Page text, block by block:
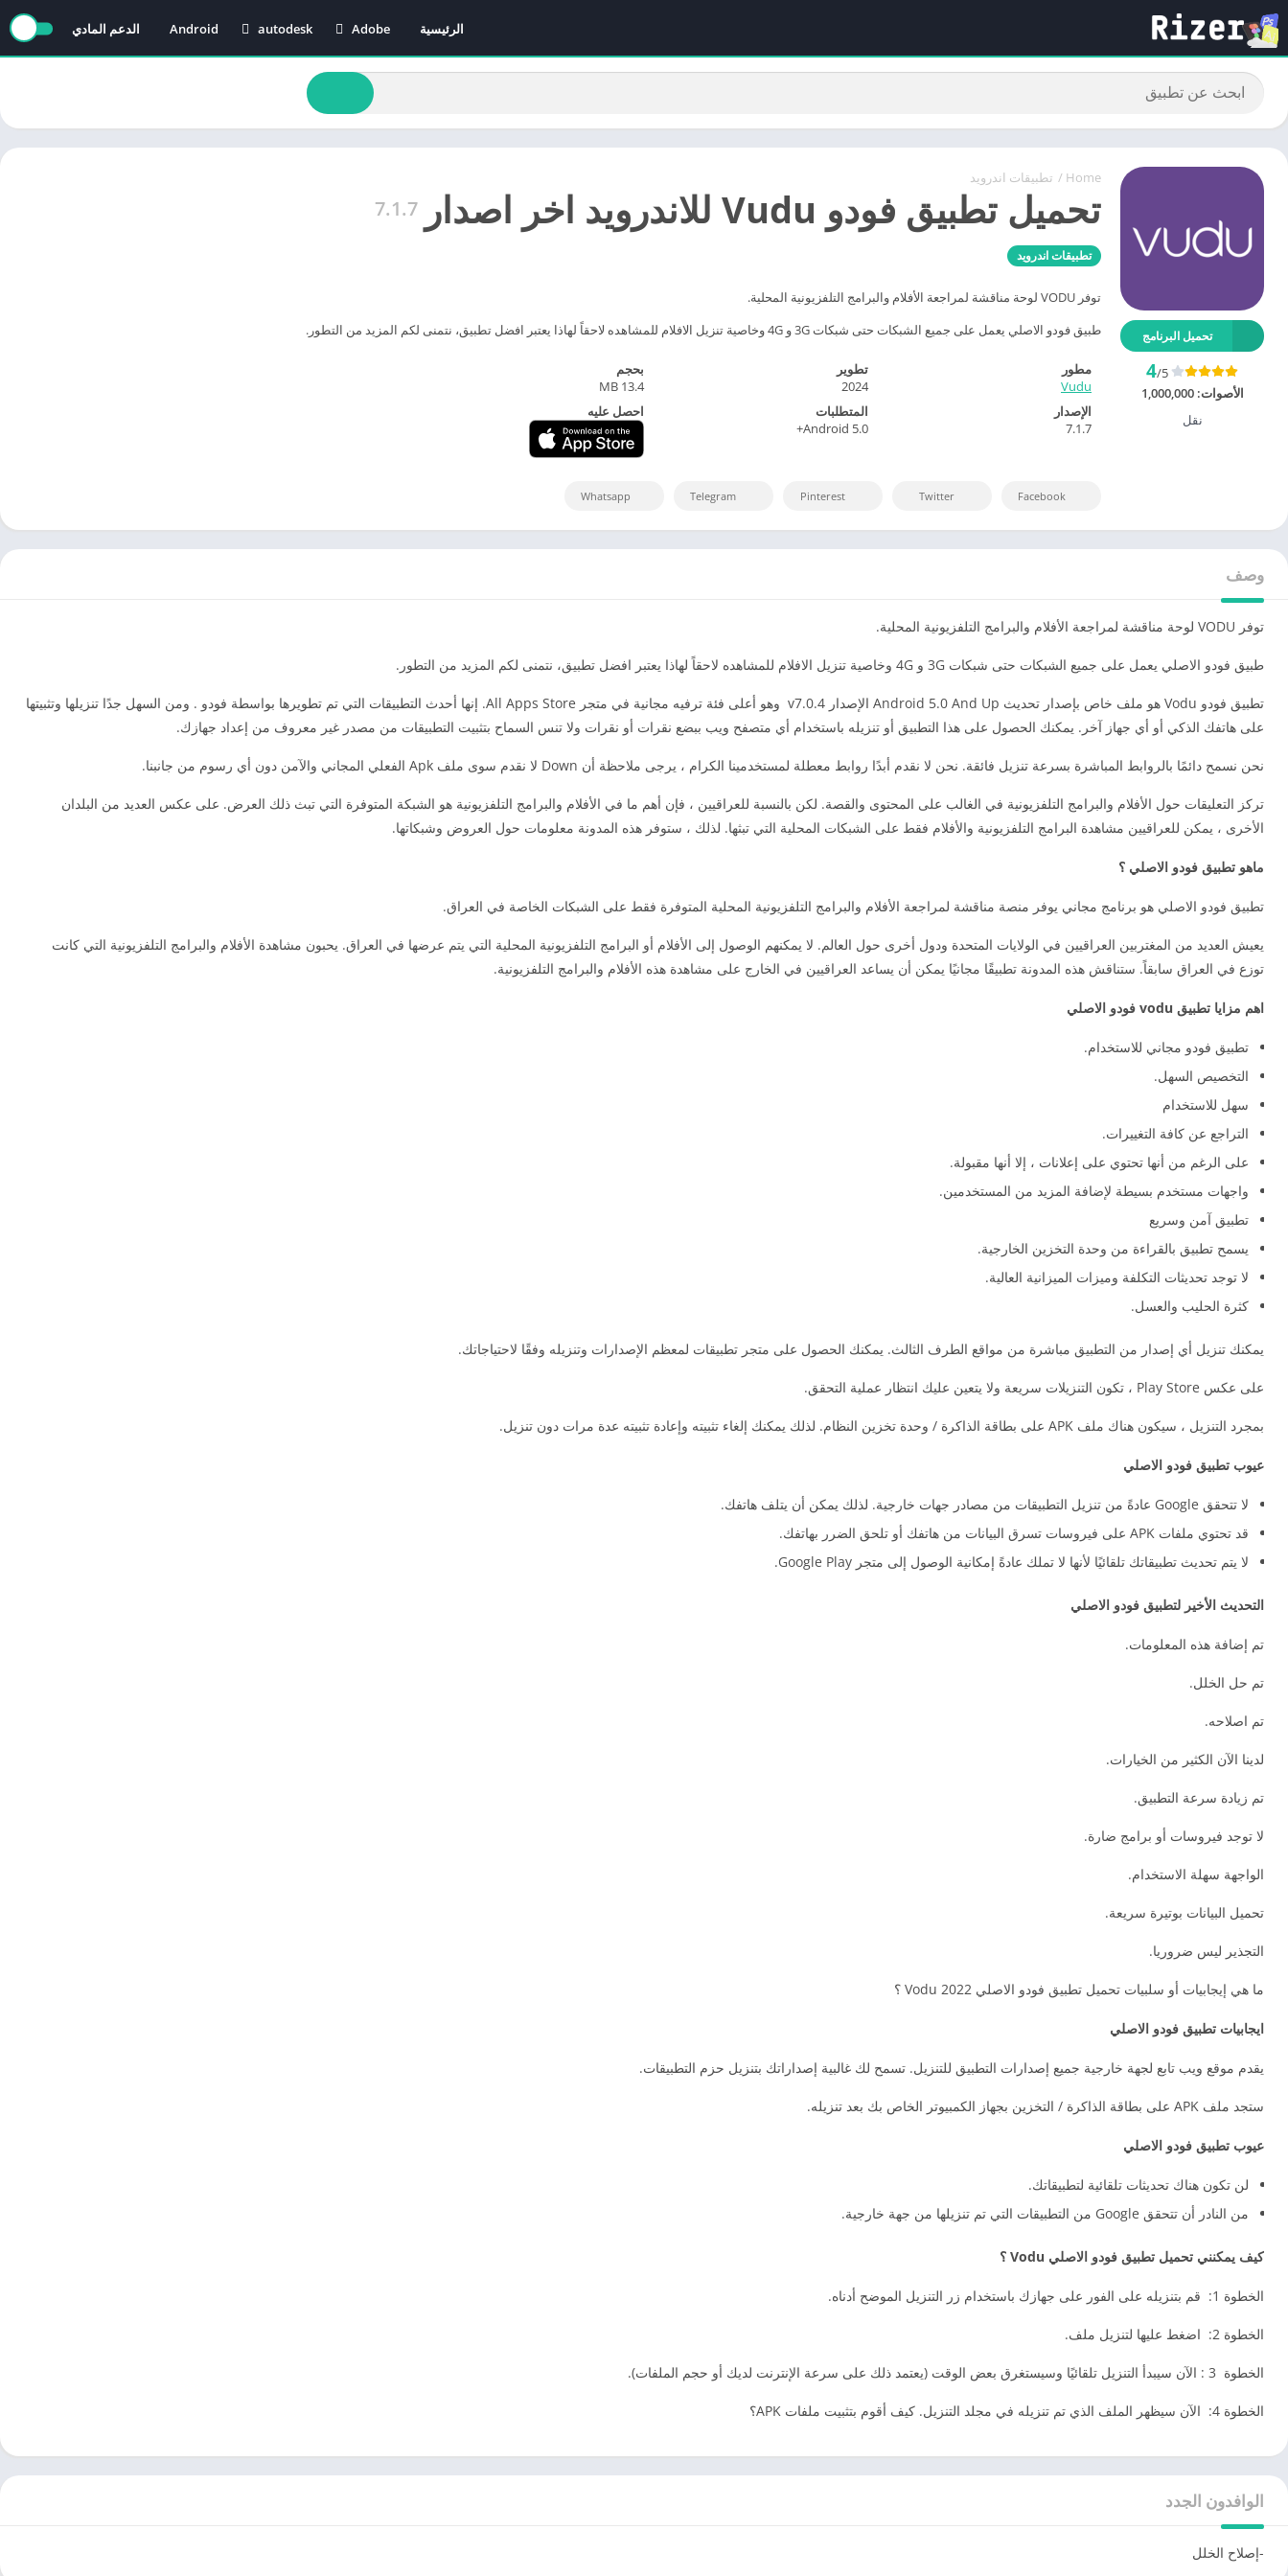
الرئيسية
Adobe
Adobe After Effects
Adobe Audition
Adobe Illustrator
Adobe Media Encoder
autodesk
AutoCAD
Revit
Android الدعم المادي
Home
/ تطبيقات اندرويد
تحميل تطبيق فودو Vudu للاندرويد اخر اصدار 7.1.7
تطبيقات اندرويد
توفر VODU لوحة مناقشة لمراجعة الأفلام والبرامج التلفزيونية المحلية.
طبيق فودو الاصلي يعمل على جميع الشبكات حتى شبكات 3G و 4G وخاصية تنزيل الافلام للمشاهده لاحقاً لهاذا يعتبر افضل تطبيق، نتمنى لكم المزيد من التطور.
تحميل البرنامج
4/5
الأصوات:1,000,000
نقل
مطور
Vudu
تطوير
2024
بحجم
13.4 MB
الإصدار
7.1.7
المتطلبات
Android 5.0+
احصل عليه
Facebook
Twitter
Pinterest
Telegram
Whatsapp
وصف
توفر VODU لوحة مناقشة لمراجعة الأفلام والبرامج التلفزيونية المحلية.
طبيق فودو الاصلي يعمل على جميع الشبكات حتى شبكات 3G و 4G وخاصية تنزيل الافلام للمشاهده لاحقاً لهاذا يعتبر افضل تطبيق، نتمنى لكم المزيد من التطور.
تطبيق فودو Vodu هو ملف خاص بإصدار تحديث Android 5.0 And Up الإصدار v7.0.4 وهو أعلى فئة ترفيه مجانية في متجر All Apps Store. إنها أحدث التطبيقات التي تم تطويرها بواسطة فودو . ومن السهل جدًا تنزيلها وتثبيتها
على هاتفك الذكي أو أي جهاز آخر. يمكنك الحصول على هذا التطبيق أو تنزيله باستخدام أي متصفح ويب ببضع نقرات أو نقرات ولا تنس السماح بتثبيت التطبيقات من مصدر غير معروف من إعداد جهازك.
نحن نسمح دائمًا بالروابط المباشرة بسرعة تنزيل فائقة. نحن لا نقدم أبدًا روابط معطلة لمستخدمينا الكرام ، يرجى ملاحظة أن Down لا نقدم سوى ملف Apk الفعلي المجاني والآمن دون أي رسوم من جانبنا.
تركز التعليقات حول الأفلام والبرامج التلفزيونية في الغالب على المحتوى والقصة. لكن بالنسبة للعراقيين ، فإن أهم ما في الأفلام والبرامج التلفزيونية هو الشبكة المتوفرة التي تبث ذلك العرض. على عكس العديد من البلدان
الأخرى ، يمكن للعراقيين مشاهدة البرامج التلفزيونية والأفلام فقط على الشبكات المحلية التي تبثها. لذلك ، ستوفر هذه المدونة معلومات حول العروض وشبكاتها.
ماهو تطبيق فودو الاصلي ؟
تطبيق فودو الاصلي هو برنامج مجاني يوفر منصة مناقشة لمراجعة الأفلام والبرامج التلفزيونية المحلية المتوفرة فقط على الشبكات الخاصة في العراق.
يعيش العديد من المغتربين العراقيين في الولايات المتحدة ودول أخرى حول العالم. لا يمكنهم الوصول إلى الأفلام أو البرامج التلفزيونية المحلية التي يتم عرضها في العراق. يحبون مشاهدة الأفلام والبرامج التلفزيونية التي كانت
توزع في العراق سابقاً. ستناقش هذه المدونة تطبيقًا مجانيًا يمكن أن يساعد العراقيين في الخارج على مشاهدة هذه الأفلام والبرامج التلفزيونية.
اهم مزايا تطبيق vodu فودو الاصلي
تطبيق فودو مجاني للاستخدام.
التخصيص السهل.
سهل للاستخدام
التراجع عن كافة التغييرات.
على الرغم من أنها تحتوي على إعلانات ، إلا أنها مقبولة.
واجهات مستخدم بسيطة لإضافة المزيد من المستخدمين.
تطبيق آمن وسريع
يسمح تطبيق بالقراءة من وحدة التخزين الخارجية.
لا توجد تحديثات التكلفة وميزات الميزانية العالية.
كثرة الحليب والعسل.
يمكنك تنزيل أي إصدار من التطبيق مباشرة من مواقع الطرف الثالث. يمكنك الحصول على متجر تطبيقات لمعظم الإصدارات وتنزيله وفقًا لاحتياجاتك.
على عكس Play Store ، تكون التنزيلات سريعة ولا يتعين عليك انتظار عملية التحقق.
بمجرد التنزيل ، سيكون هناك ملف APK على بطاقة الذاكرة / وحدة تخزين النظام. لذلك يمكنك إلغاء تثبيته وإعادة تثبيته عدة مرات دون تنزيل.
عيوب تطبيق فودو الاصلي
لا تتحقق Google عادةً من تنزيل التطبيقات من مصادر جهات خارجية. لذلك يمكن أن يتلف هاتفك.
قد تحتوي ملفات APK على فيروسات تسرق البيانات من هاتفك أو تلحق الضرر بهاتفك.
لا يتم تحديث تطبيقاتك تلقائيًا لأنها لا تملك عادةً إمكانية الوصول إلى متجر Google Play.
التحديث الأخير لتطبيق فودو الاصلي
تم إضافة هذه المعلومات.
تم حل الخلل.
تم اصلاحه.
لدينا الآن الكثير من الخيارات.
تم زيادة سرعة التطبيق.
لا توجد فيروسات أو برامج ضارة.
الواجهة سهلة الاستخدام.
تحميل البيانات بوتيرة سريعة.
التجذير ليس ضروريا.
ما هي إيجابيات أو سلبيات تحميل تطبيق فودو الاصلي Vodu 2022 ؟
ايجابيات تطبيق فودو الاصلي
يقدم موقع ويب تابع لجهة خارجية جميع إصدارات التطبيق للتنزيل. تسمح لك غالبية إصداراتك بتنزيل حزم التطبيقات.
ستجد ملف APK على بطاقة الذاكرة / التخزين بجهاز الكمبيوتر الخاص بك بعد تنزيله.
عيوب تطبيق فودو الاصلي
لن تكون هناك تحديثات تلقائية لتطبيقاتك.
من النادر أن تتحقق Google من التطبيقات التي تم تنزيلها من جهة خارجية.
كيف يمكنني تحميل تطبيق فودو الاصلي Vodu ؟
الخطوة 1: قم بتنزيله على الفور على جهازك باستخدام زر التنزيل الموضح أدناه.
الخطوة 2: اضغط عليها لتنزيل ملف.
الخطوة 3 : الآن سيبدأ التنزيل تلقائيًا وسيستغرق بعض الوقت (يعتمد ذلك على سرعة الإنترنت لديك أو حجم الملفات).
الخطوة 4: الآن سيظهر الملف الذي تم تنزيله في مجلد التنزيل. كيف أقوم بتثبيت ملفات APK؟
الوافدون الجدد
-إصلاح الخلل